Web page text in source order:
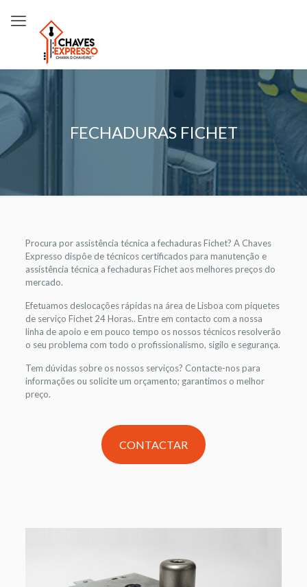
FECHADURAS FICHET
Procura por assistência técnica a fechaduras Fichet? A Chaves
Expresso dispôe de técnicos certificados para manutenção e
assistência técnica a fechaduras Fichet aos melhores preços do
mercado.
Efetuamos deslocações rápidas na área de Lisboa com piquetes
de serviço Fichet 24 Horas.. Entre em contacto com a nossa
linha de apoio e em pouco tempo os nossos técnicos resolverão
o seu problema com todo o profissionalismo, sigilo e segurança.
Tem dúvidas sobre os nossos serviços? Contacte-nos para
informações ou solicite um orçamento; garantimos o melhor
preço.
CONTACTAR